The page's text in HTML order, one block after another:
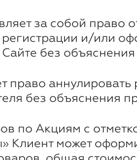
за собой право
регистрации и/или
Сайте без
право аннулировать
без объяснения
по Акциям с
Клиент может